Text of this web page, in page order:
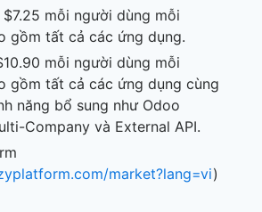
$7.25 mỗi người dùng mỗi
gồm tất cả các ứng dụng.​
mỗi người dùng mỗi
gồm tất cả các ứng dụng cùng
năng bổ sung như Odoo
Company và External API.​
market?lang=vi)